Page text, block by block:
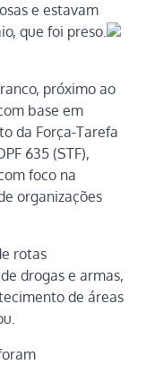
e estavam
que foi preso.
próximo ao
base em
da Força-Tarefa
635 (STF),
foco na
organizações
rotas
drogas e armas,
de áreas